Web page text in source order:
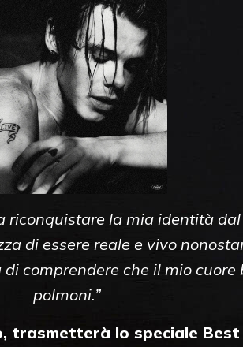
la mia identità
di essere reale e vivo
comprendere che il mio
polmoni.”
trasmetterà lo speciale